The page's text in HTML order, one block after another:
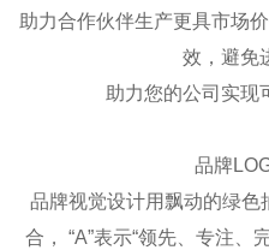
助力合作伙伴生产更具市场
效，避免
助力您的公司实现
品牌
品牌视觉设计用飘动的绿色
合， “A”表示“领先、专注、